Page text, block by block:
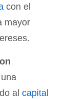
con el
mayor
al capital